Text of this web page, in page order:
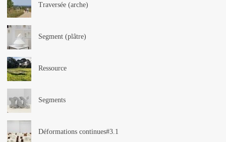
Traversée (arche)
Segment (plâtre)
Ressource
Segments
Déformations continues#3.1